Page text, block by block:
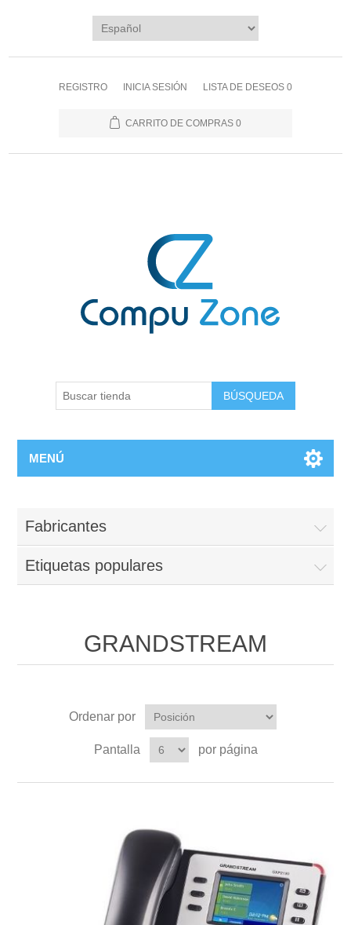
REGISTRO INICIA SESIÓN LISTA DE DESEOS 0
CARRITO DE COMPRAS 0
BÚSQUEDA
MENÚ
Fabricantes
Etiquetas populares
GRANDSTREAM
Ordenar por
Pantalla por página